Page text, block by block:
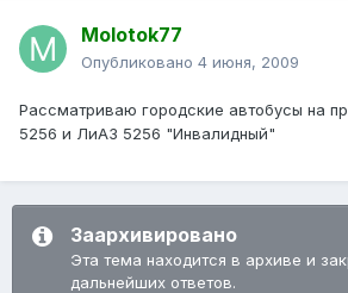
Molotok77
Опубликовано 4 июня, 2009
Рассматриваю городские автобусы на
5256 и ЛиАЗ 5256 "Инвалидный"
Заархивировано
Эта тема находится в архиве и
дальнейших ответов.